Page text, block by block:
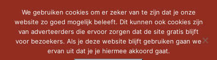
We gebruiken cookies om er zeker van te zijn dat je onze
website zo goed mogelijk beleeft. Dit kunnen ook cookies zijn
van adverteerders die ervoor zorgen dat de site gratis blijft
voor bezoekers. Als je deze website blijft gebruiken gaan we
ervan uit dat je je hiermee akkoord gaat.